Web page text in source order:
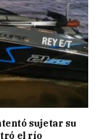
sujetar su
el río